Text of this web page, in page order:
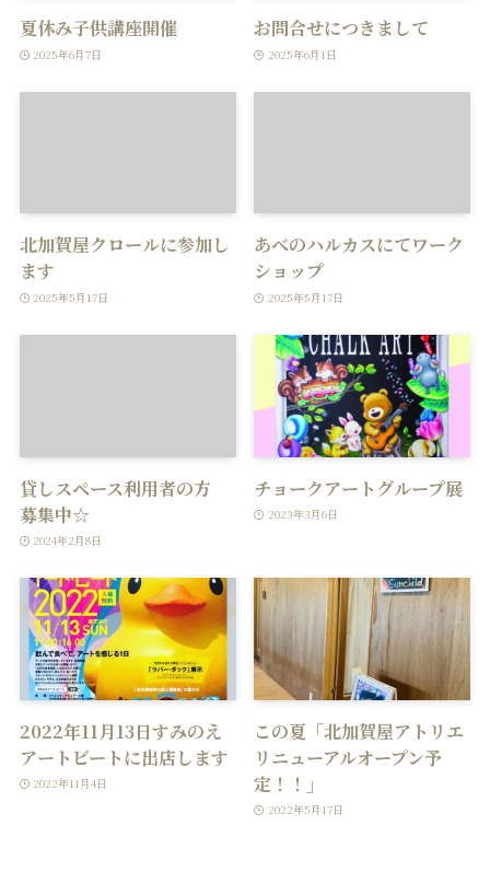
夏休み子供講座開催
2025年6月7日
お問合せにつきまして
2025年6月1日
北加賀屋クロールに参加し
ます
2025年5月17日
あべのハルカスにてワーク
ショップ
2025年5月17日
貸しスペース利用者の方
募集中☆
2024年2月8日
チョークアートグループ展
2023年3月6日
2022年11月13日すみのえ
アートビートに出店します
2022年11月4日
この夏「北加賀屋アトリエ
リニューアルオープン予
定！！」
2022年5月17日